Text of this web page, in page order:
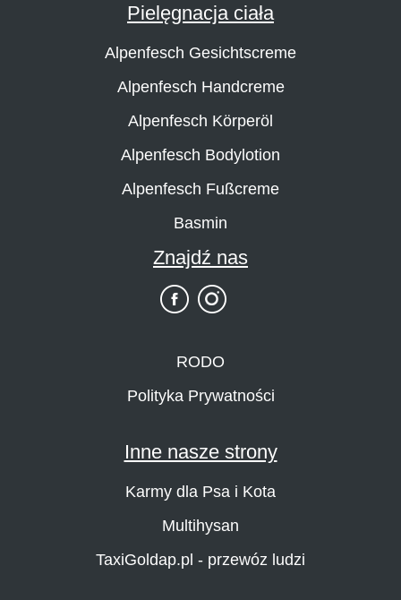
Pielęgnacja ciała
Alpenfesch Gesichtscreme
Alpenfesch Handcreme
Alpenfesch Körperöl
Alpenfesch Bodylotion
Alpenfesch Fußcreme
Basmin
Znajdź nas
RODO
Polityka Prywatności
Inne nasze strony
Karmy dla Psa i Kota
Multihysan
TaxiGoldap.pl - przewóz ludzi